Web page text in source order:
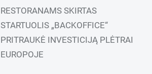
RESTORANAMS SKIRTAS
STARTUOLIS „BACKOFFICE“
PRITRAUKĖ INVESTICIJĄ PLĖTRAI
EUROPOJE